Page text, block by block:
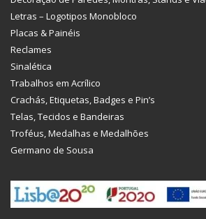
Letras – Logotipos Monobloco
Placas & Painéis
Reclames
Sinalética
Trabalhos em Acrílico
Crachás, Etiquetas, Badges e Pin’s
Telas, Tecidos e Bandeiras
Troféus, Medalhas e Medalhões
Germano de Sousa